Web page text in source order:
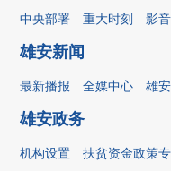
中央部署 重大时刻 影
雄安新闻
最新播报 全媒中心 雄
雄安政务
机构设置 扶贫资金政策